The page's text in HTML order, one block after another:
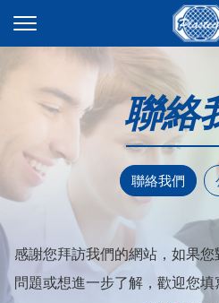
聯絡
聯絡我們
感謝您拜訪我們的網站，如果
問題或想進一步了解，歡迎您